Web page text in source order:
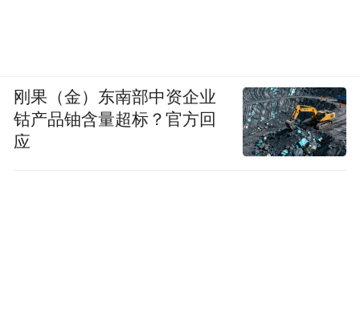
刚果（金）东南部中资企业
钴产品铀含量超标？官方回
应